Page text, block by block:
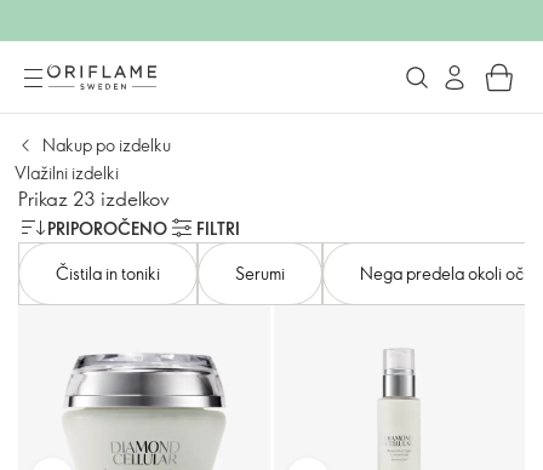
Nakup po izdelku
Vlažilni izdelki
Prikaz 23 izdelkov
PRIPOROČENO
FILTRI
Čistila in toniki
Serumi Nega predela okoli oči